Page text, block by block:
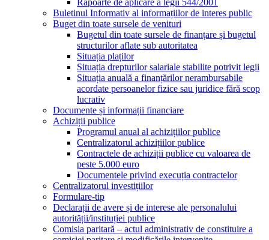
Rapoarte de aplicare a legii 544/2001
Buletinul Informativ al informațiilor de interes public
Buget din toate sursele de venituri
Bugetul din toate sursele de finanțare și bugetul
structurilor aflate sub autoritatea
Situația plaților
Situația drepturilor salariale stabilite potrivit legii
Situația anuală a finanțărilor nerambursabile
acordate persoanelor fizice sau juridice fără scop
lucrativ
Documente și informații financiare
Achiziții publice
Programul anual al achizițiilor publice
Centralizatorul achizițiilor publice
Contractele de achiziții publice cu valoarea de
peste 5.000 euro
Documentele privind execuția contractelor
Centralizatorul investițiilor
Formulare-tip
Declarații de avere și de interese ale personalului
autorității/instituției publice
Comisia paritară – actul administrativ de constituire a